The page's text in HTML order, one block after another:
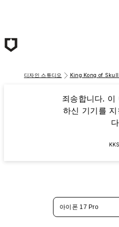
디자인 스튜디오 King Kong of
죄송합니다. 이
하신 기기를
아이폰 17 Pro